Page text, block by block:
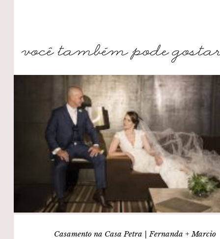
Casamento na Casa Petra | Fernanda + Marcio